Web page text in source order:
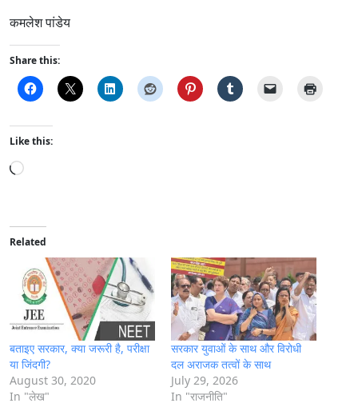
कमलेश पांडेय
Share this:
Like this:
L
d
i
g
…
Related
बताइए सरकार, क्या जरूरी है, परीक्षा
या जिंदगी?
August 30, 2020
In "लेख"
सरकार युवाओं के साथ और विरोधी
दल अराजक तत्वों के साथ
July 29, 2026
In "राजनीति"